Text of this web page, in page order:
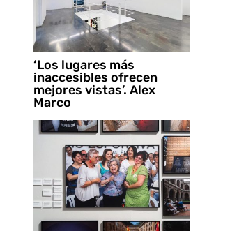
‘Los lugares más
inaccesibles ofrecen
mejores vistas’. Alex
Marco